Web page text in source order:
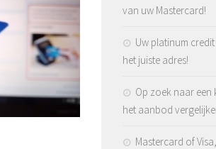
van uw Mastercard!
Uw platinum
het juiste adres!
Op zoek naar een
het aanbod
Mastercard of